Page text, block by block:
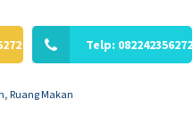
Telp: 082242356272
,Ruang Makan